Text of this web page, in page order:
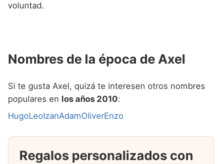
voluntad.
Nombres de la época de Axel
Si te gusta Axel, quizá te interesen otros nombres
populares en los años 2010:
HugoLeoIzanAdamOliverEnzo
Regalos personalizados con